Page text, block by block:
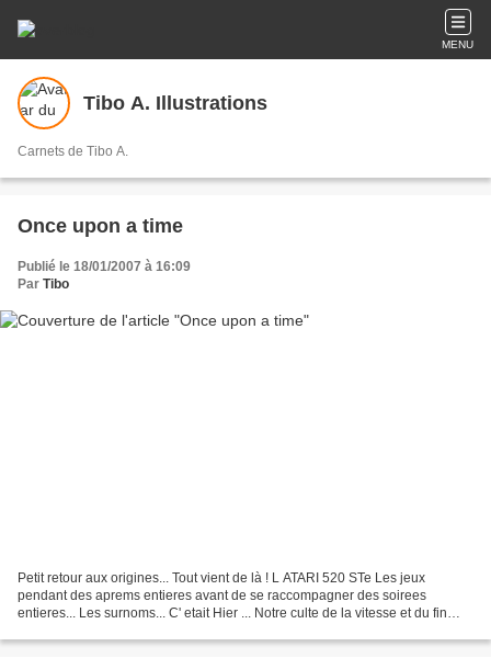
MENU
Tibo A. Illustrations
Carnets de Tibo A.
Once upon a time
Publié le 18/01/2007 à 16:09
Par Tibo
Petit retour aux origines... Tout vient de là ! L ATARI 520 STe Les jeux
pendant des aprems entieres avant de se raccompagner des soirees
entieres... Les surnoms... C' etait Hier ... Notre culte de la vitesse et du fin